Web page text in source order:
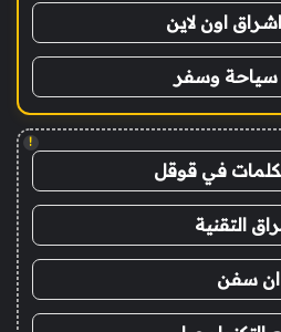
اون لاين
سياحة وسفر
!
في قوقل
التقنية
ان سفن